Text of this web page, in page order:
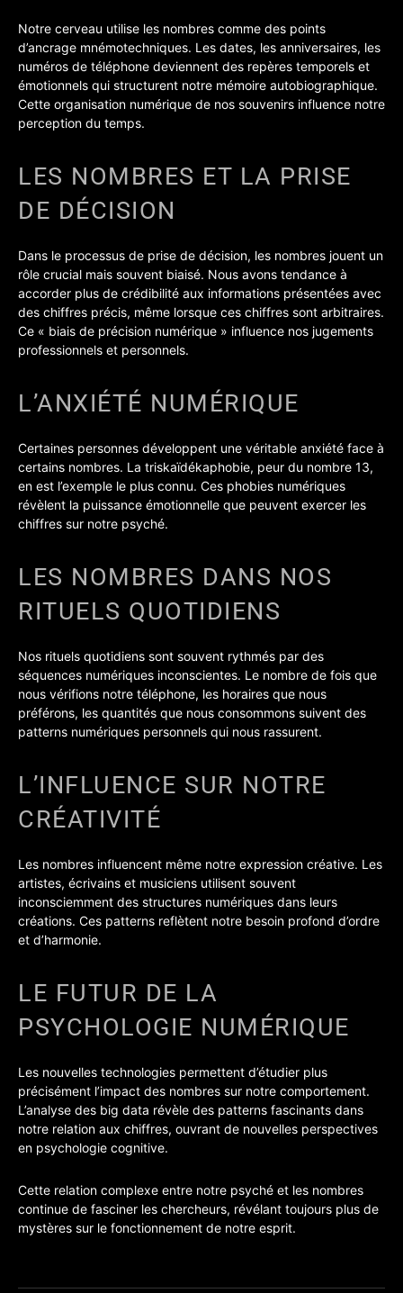
Notre cerveau utilise les nombres comme des points
d’ancrage mnémotechniques. Les dates, les anniversaires, les
numéros de téléphone deviennent des repères temporels et
émotionnels qui structurent notre mémoire autobiographique.
Cette organisation numérique de nos souvenirs influence notre
perception du temps.
LES NOMBRES ET LA PRISE
DE DÉCISION
Dans le processus de prise de décision, les nombres jouent un
rôle crucial mais souvent biaisé. Nous avons tendance à
accorder plus de crédibilité aux informations présentées avec
des chiffres précis, même lorsque ces chiffres sont arbitraires.
Ce « biais de précision numérique » influence nos jugements
professionnels et personnels.
L’ANXIÉTÉ NUMÉRIQUE
Certaines personnes développent une véritable anxiété face à
certains nombres. La triskaïdékaphobie, peur du nombre 13,
en est l’exemple le plus connu. Ces phobies numériques
révèlent la puissance émotionnelle que peuvent exercer les
chiffres sur notre psyché.
LES NOMBRES DANS NOS
RITUELS QUOTIDIENS
Nos rituels quotidiens sont souvent rythmés par des
séquences numériques inconscientes. Le nombre de fois que
nous vérifions notre téléphone, les horaires que nous
préférons, les quantités que nous consommons suivent des
patterns numériques personnels qui nous rassurent.
L’INFLUENCE SUR NOTRE
CRÉATIVITÉ
Les nombres influencent même notre expression créative. Les
artistes, écrivains et musiciens utilisent souvent
inconsciemment des structures numériques dans leurs
créations. Ces patterns reflètent notre besoin profond d’ordre
et d’harmonie.
LE FUTUR DE LA
PSYCHOLOGIE NUMÉRIQUE
Les nouvelles technologies permettent d’étudier plus
précisément l’impact des nombres sur notre comportement.
L’analyse des big data révèle des patterns fascinants dans
notre relation aux chiffres, ouvrant de nouvelles perspectives
en psychologie cognitive.
Cette relation complexe entre notre psyché et les nombres
continue de fasciner les chercheurs, révélant toujours plus de
mystères sur le fonctionnement de notre esprit.